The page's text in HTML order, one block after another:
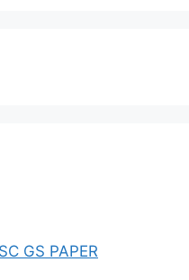
GS PAPER